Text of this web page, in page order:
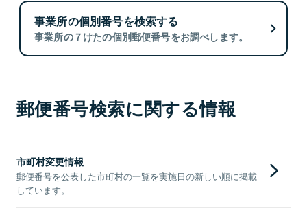
事業所の個別番号を検索する
事業所の７けたの個別郵便番号をお調べします。
郵便番号検索に関する情報
市町村変更情報
郵便番号を公表した市町村の一覧を実施日の新しい順に掲載
しています。